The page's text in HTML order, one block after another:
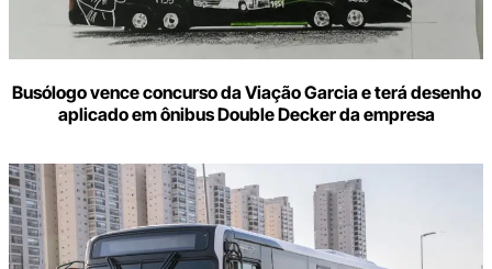
Busólogo vence concurso da Viação Garcia e terá desenho
aplicado em ônibus Double Decker da empresa